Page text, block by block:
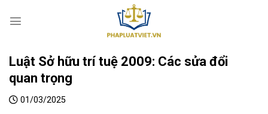
Luật Sở hữu trí tuệ 2009: Các sửa đổi
quan trọng
01/03/2025